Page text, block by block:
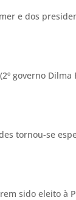
e dos
governo
tornou-se
sido eleito à